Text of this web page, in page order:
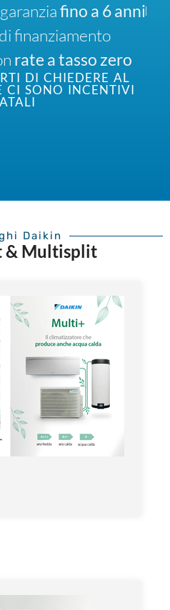
fino a 6 anni
finanziamento
rate a tasso zero
DI CHIEDERE AL
CI SONO INCENTIVI
Daikin
& Multisplit